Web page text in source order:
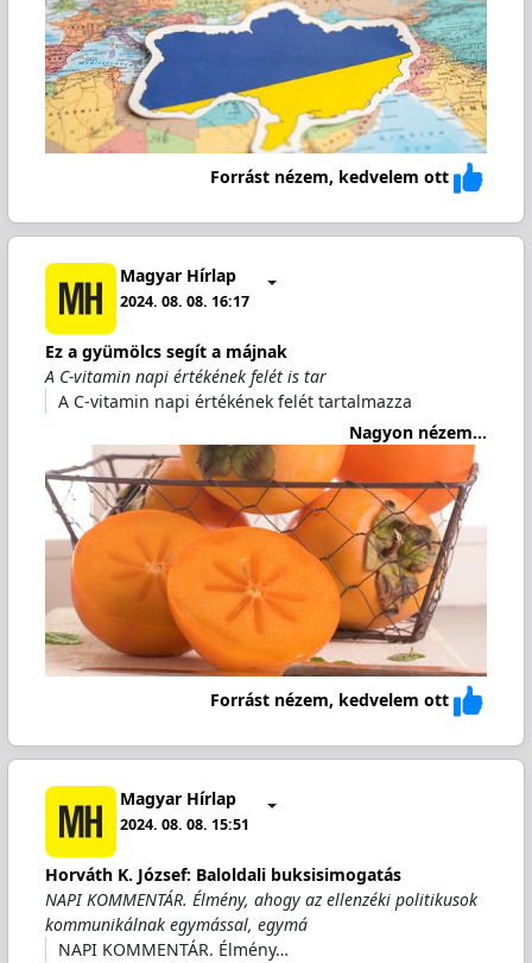
Forrást nézem, kedvelem ott
Magyar Hírlap
2024. 08. 08. 16:17
Ez a gyümölcs segít a májnak
A C-vitamin napi értékének felét is tar
A C-vitamin napi értékének felét tartalmazza
Nagyon nézem...
Forrást nézem, kedvelem ott
Magyar Hírlap
2024. 08. 08. 15:51
Horváth K. József: Baloldali buksisimogatás
NAPI KOMMENTÁR. Élmény, ahogy az ellenzéki politikusok
kommunikálnak egymással, egymá
NAPI KOMMENTÁR. Élmény…